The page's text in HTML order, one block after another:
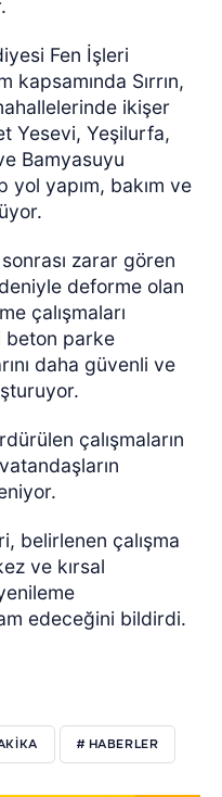
Fen İşleri
Sırrın,
ikişer
Yesevi, Yeşilurfa,
Bamyasuyu
yapım, bakım ve
zarar gören
deforme olan
çalışmaları
beton parke
daha güvenli ve
çalışmaların
belirlenen çalışma
ve kırsal
edeceğini bildirdi.
# HABERLER